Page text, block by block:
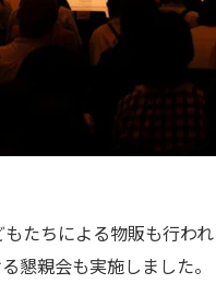
たちによる物販も行わ
懇親会も実施しました。